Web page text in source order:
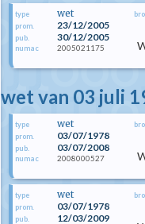
type wet
prom. 23/12/2005
pub. 30/12/2005
numac 2005021175
wet van 03 juli
type wet
prom. 03/07/1978
pub. 03/07/2008
numac 2008000527
type wet
prom. 03/07/1978
pub. 12/03/2009